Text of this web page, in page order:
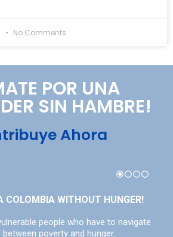
No Comments
POR UNA
SIN HAMBRE!
Ahora